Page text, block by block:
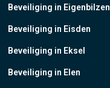
Beveiliging in Eigenbilzen
Beveiliging in Eisden
Beveiliging in Eksel
Beveiliging in Elen